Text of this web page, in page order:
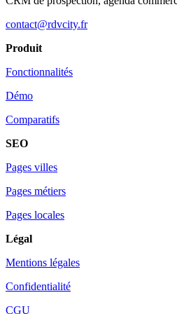
contact@rdvcity.fr
Produit
Fonctionnalités
Démo
Comparatifs
SEO
Pages villes
Pages métiers
Pages locales
Légal
Mentions légales
Confidentialité
CGU